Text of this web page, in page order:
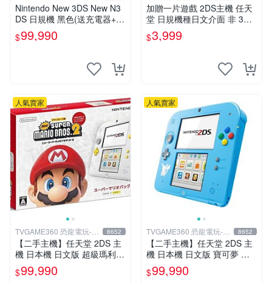
中店
Nintendo New 3DS New N3
DS 日規機 黑色(送充電器+保
護貼) 【台中恐龍電玩】
$99,990
加贈一片遊戲 2DS主機 任天
堂 日規機種日文介面 非 3DS
3DSLL 【板橋魔力】
$3,999
人氣賣家
TVGAME360 恐龍電玩-台
中店
8652
【二手主機】任天堂 2DS 主
機 日本機 日文版 超級瑪利歐
2 MARIO 限定主機 含遊戲 充
電器 4G記憶卡 台中
$99,990
人氣賣家
TVGAME360 恐龍電玩-台
中店
8652
【二手主機】任天堂 2DS 主
機 日本機 日文版 寶可夢 皮
卡丘 限定主機 附贈充電器 裸
裝 螢幕嚴重刮傷不影響使用
$99,990